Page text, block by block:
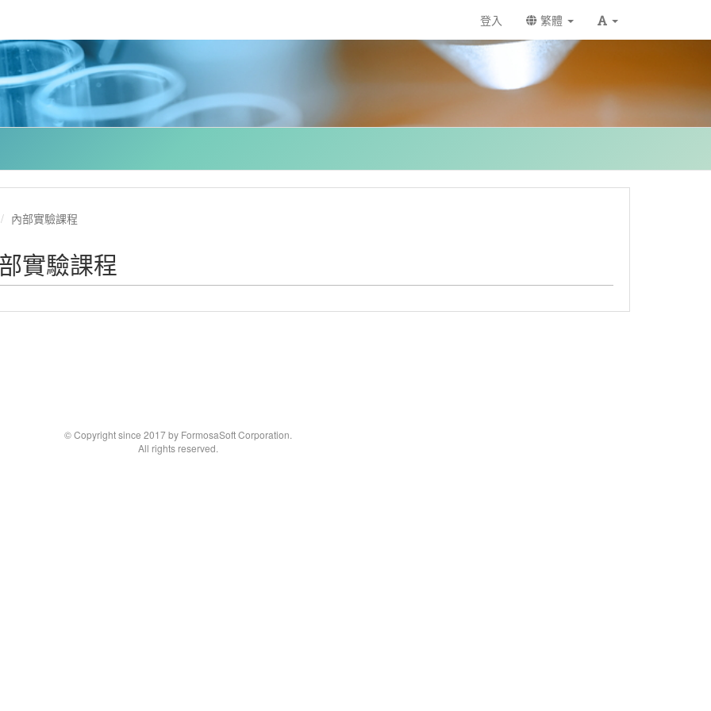
登入 繁體
內部實驗課程
實驗課程
© Copyright since 2017 by FormosaSoft Corporation.
All rights reserved.